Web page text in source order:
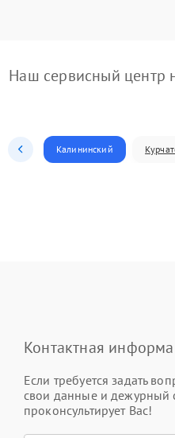
Наш сервисный центр
Калининский
Контактная
Если требуется задать
свои данные и дежурный
проконсультирует Вас!